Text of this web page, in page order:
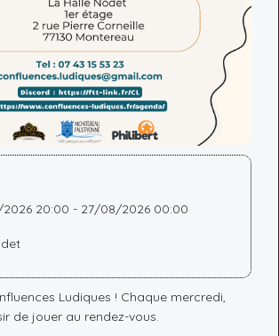
20:00 - 27/08/2026 00:00
Ludiques ! Chaque mercredi,
de jouer au rendez-vous.